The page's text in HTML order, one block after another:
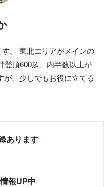
。 東北エリアがメインの
登頂600超、内半数以上が
が、少しでもお役に立てる
あります
報UP中